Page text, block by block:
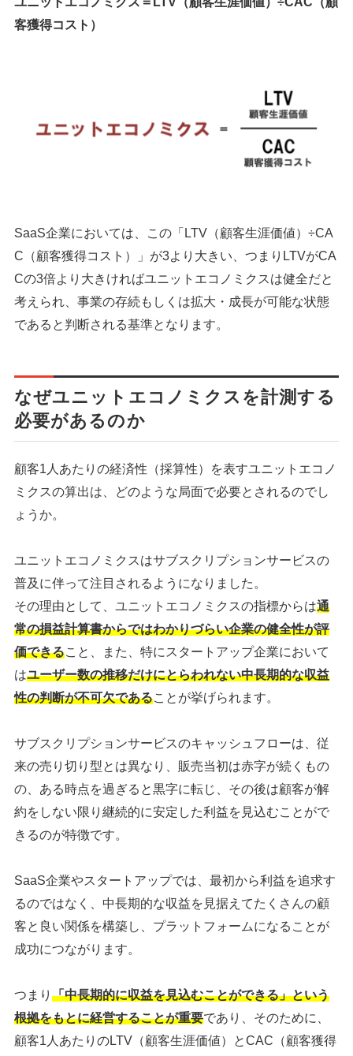
客獲得コスト）
SaaS企業においては、この「LTV（顧客生涯価値）÷CA
C（顧客獲得コスト）」が3より大きい、つまりLTVがCA
Cの3倍より大きければユニットエコノミクスは健全だと
考えられ、事業の存続もしくは拡大・成長が可能な状態
であると判断される基準となります。
なぜユニットエコノミクスを計測する
必要があるのか
顧客1人あたりの経済性（採算性）を表すユニットエコノ
ミクスの算出は、どのような局面で必要とされるのでし
ょうか。
ユニットエコノミクスはサブスクリプションサービスの
普及に伴って注目されるようになりました。
その理由として、ユニットエコノミクスの指標からは通
常の損益計算書からではわかりづらい企業の健全性が評
価できること、また、特にスタートアップ企業において
はユーザー数の推移だけにとらわれない中長期的な収益
性の判断が不可欠であることが挙げられます。
サブスクリプションサービスのキャッシュフローは、従
来の売り切り型とは異なり、販売当初は赤字が続くもの
の、ある時点を過ぎると黒字に転じ、その後は顧客が解
約をしない限り継続的に安定した利益を見込むことがで
きるのが特徴です。
SaaS企業やスタートアップでは、最初から利益を追求す
るのではなく、中長期的な収益を見据えてたくさんの顧
客と良い関係を構築し、プラットフォームになることが
成功につながります。
つまり 「中長期的に収益を見込むことができる」という
根拠をもとに経営することが重要であり、そのために、
顧客1人あたりのLTV（顧客生涯価値）とCAC（顧客獲得